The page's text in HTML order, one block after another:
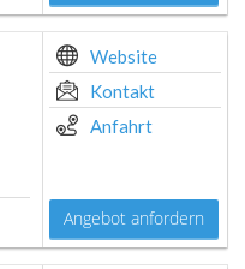
Website
Kontakt
Anfahrt
Angebot anfordern